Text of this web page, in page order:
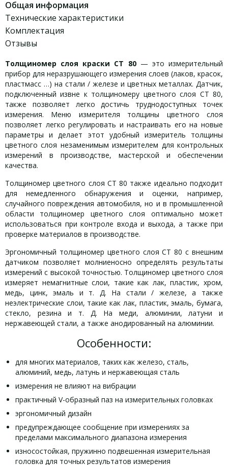
Общая информация
Технические характеристики
Комплектация
Отзывы
Толщиномер слоя краски CT 80— это измерительный
прибор для неразрушающего измерения слоев (лаков, красок,
пластмасс …) на стали / железе и цветных металлах. Датчик,
подключенный извне к толщиномеру цветного слоя CT 80,
также позволяет легко достичь труднодоступных точек
измерения. Меню измерителя толщины цветного слоя
позволяет легко регулировать и настраивать его на новые
параметры и делает этот удобный измеритель толщины
цветного слоя незаменимым измерителем для контрольных
измерений в производстве, мастерской и обеспечении
качества.
Толщиномер цветного слоя CT 80 также идеально подходит
для немедленного обнаружения и оценки, например,
случайного повреждения автомобиля, но и в промышленной
области толщиномер цветного слоя оптимально может
использоваться при контроле входа и выхода, а также при
проверке материалов в производстве.
Эргономичный толщиномер цветного слоя CT 80 с внешним
датчиком позволяет молниеносно определять результаты
измерений с высокой точностью. Толщиномер цветного слоя
измеряет немагнитные слои, такие как лак, пластик, хром,
медь, цинк, эмаль и т. Д. На стали / железе, а также
неэлектрические слои, такие как лак, пластик, эмаль, бумага,
стекло, резина и т. Д. На меди, алюминии, латуни и
нержавеющей стали, а также анодированный на алюминии.
Особенности:
для многих материалов, таких как железо, сталь,
алюминий, медь, латунь и нержавеющая сталь
измерения не влияют на вибрации
практичный V-образный паз на измерительных головках
эргономичный дизайн
предупреждающее сообщение при измерениях за
пределами максимального диапазона измерения
износостойкая, пружинно подвешенная измерительная
головка для точных результатов измерения